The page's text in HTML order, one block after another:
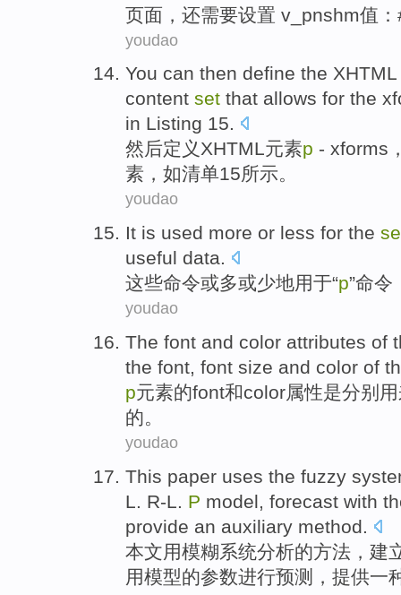
页面 ， 还需要设置 v_pnshm值
youdao
You can then define the XHTML
content set that allows for the
in Listing 15.
然后定义 XHTML元素p - xforms
素， 如清单15所示。
youdao
It is used more or less for the
useful data.
这些命令或多或少地用于“p”命令
youdao
The font and color attributes of
the font, font size and color of
p元素的font和color属性是分别
的。
youdao
This paper uses the fuzzy
L. R-L. P model, forecast with
provide an auxiliary method.
本文用模糊系统分析的方法 ， 建
用模型的参数进行预测 ， 提供一